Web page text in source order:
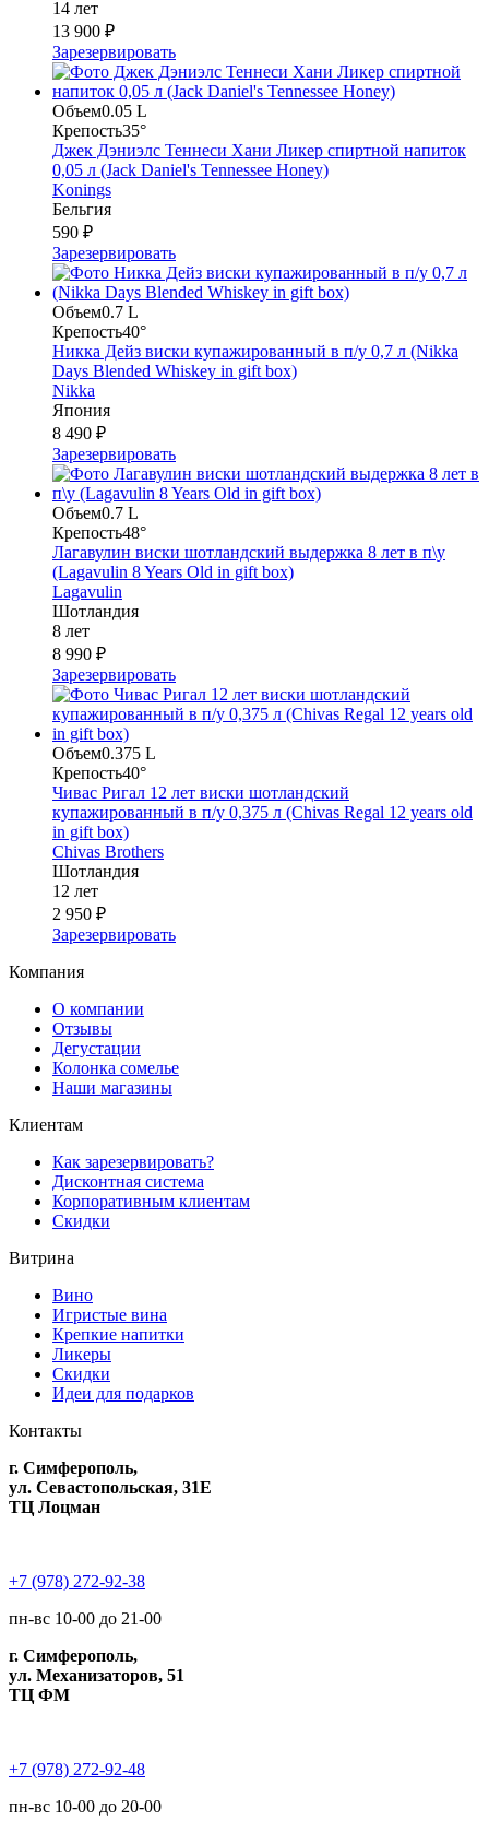
14 лет
13 900 ₽
Зарезервировать
Объем0.05 L
Крепость35°
Джек Дэниэлс Теннеси Хани Ликер спиртной напиток
0,05 л (Jack Daniel's Tennessee Honey)
Konings
Бельгия
590 ₽
Зарезервировать
Объем0.7 L
Крепость40°
Никка Дейз виски купажированный в п/у 0,7 л (Nikka
Days Blended Whiskey in gift box)
Nikka
Япония
8 490 ₽
Зарезервировать
Объем0.7 L
Крепость48°
Лагавулин виски шотландский выдержка 8 лет в п\у
(Lagavulin 8 Years Old in gift box)
Lagavulin
Шотландия
8 лет
8 990 ₽
Зарезервировать
Объем0.375 L
Крепость40°
Чивас Ригал 12 лет виски шотландский
купажированный в п/у 0,375 л (Chivas Regal 12 years old
in gift box)
Chivas Brothers
Шотландия
12 лет
2 950 ₽
Зарезервировать
Компания
О компании
Отзывы
Дегустации
Колонка сомелье
Наши магазины
Клиентам
Как зарезервировать?
Дисконтная система
Корпоративным клиентам
Скидки
Витрина
Вино
Игристые вина
Крепкие напитки
Ликеры
Скидки
Идеи для подарков
Контакты
г. Симферополь,
ул. Севастопольская, 31Е
ТЦ Лоцман
+7 (978) 272-92-38
пн-вс 10-00 до 21-00
г. Симферополь,
ул. Механизаторов, 51
ТЦ ФМ
+7 (978) 272-92-48
пн-вс 10-00 до 20-00